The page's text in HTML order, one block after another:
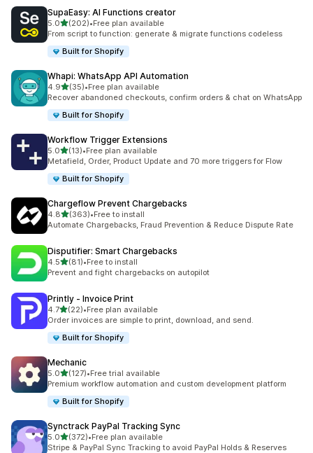
SupaEasy: AI Functions creator
5.05つ星中
(202)
合計レビュー数：202件
•Free plan available
From script to function: generate & migrate functions codeless
Built for Shopify
Whapi: WhatsApp API Automation
4.95つ星中
(35)
合計レビュー数：35件
•Free plan available
Recover abandoned checkouts, confirm orders & chat on WhatsApp
Built for Shopify
Workflow Trigger Extensions
5.05つ星中
(13)
合計レビュー数：13件
•Free plan available
Metafield, Order, Product Update and 70 more triggers for Flow
Built for Shopify
Chargeflow Prevent Chargebacks
4.85つ星中
(363)
合計レビュー数：363件
•Free to install
Automate Chargebacks, Fraud Prevention & Reduce Dispute Rate
Disputifier: Smart Chargebacks
4.55つ星中
(81)
合計レビュー数：81件
•Free to install
Prevent and fight chargebacks on autopilot
Printly ‑ Invoice Print
4.75つ星中
(22)
合計レビュー数：22件
•Free plan available
Order invoices are simple to print, download, and send.
Built for Shopify
Mechanic
5.05つ星中
(127)
合計レビュー数：127件
•Free trial available
Premium workflow automation and custom development platform
Built for Shopify
Synctrack PayPal Tracking Sync
5.05つ星中
(372)
合計レビュー数：372件
•Free plan available
Stripe & PayPal Sync Tracking to avoid PayPal Holds & Reserves